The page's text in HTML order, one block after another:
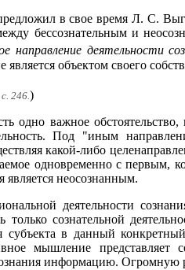
в свое время Л. С.
бессознательным и
направление деятельности
объектом своего
246.)
одно важное
Под "иным
какой-либо
одновременно с первым,
является неосознанным.
деятельности
только сознательной
субъекта в данный
мышление
информацию. Огромную